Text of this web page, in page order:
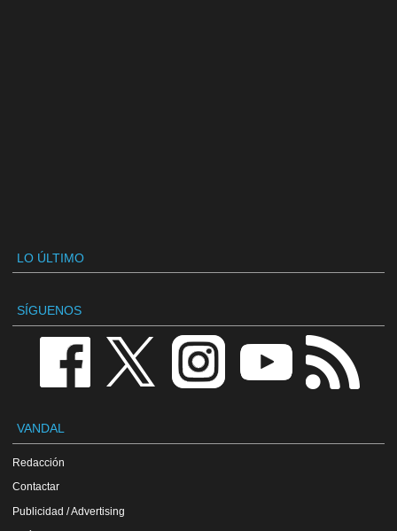
LO ÚLTIMO
SÍGUENOS
VANDAL
Redacción
Contactar
Publicidad / Advertising